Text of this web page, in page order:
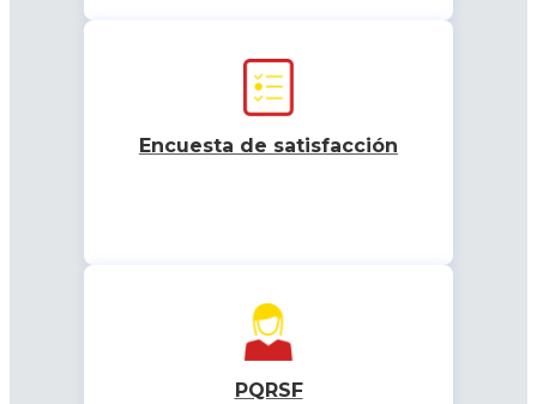
Encuesta de satisfacción
PQRSF